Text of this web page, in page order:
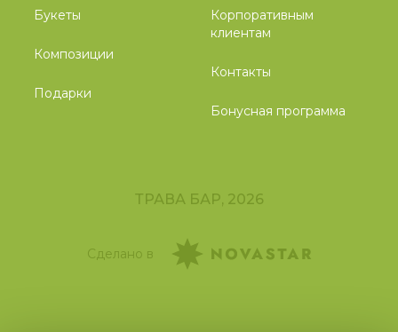
Букеты
Композиции
Подарки
Корпоративным
клиентам
Контакты
Бонусная программа
ТРАВА БАР, 2026
Сделано в